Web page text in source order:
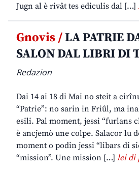
Jugn al è rivât tes ediculis dal […]
Gnovis /LA PATRIE
SALON DAL LIBRI DI
Redazion
Dai 14 ai 18 di Mai no steit a
“Patrie”: no sarin in Friûl, ma
esili. Pal moment, jessi “furlans
è ancjemò une colpe. Salacor lu
moment o podin jessi “libars di
“mission”. Une mission […] lei di